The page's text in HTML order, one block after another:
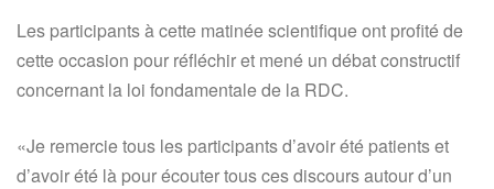
Les participants à cette matinée scientifique ont profité de
cette occasion pour réfléchir et mené un débat constructif
concernant la loi fondamentale de la RDC.
«Je remercie tous les participants d’avoir été patients et
d’avoir été là pour écouter tous ces discours autour d’un